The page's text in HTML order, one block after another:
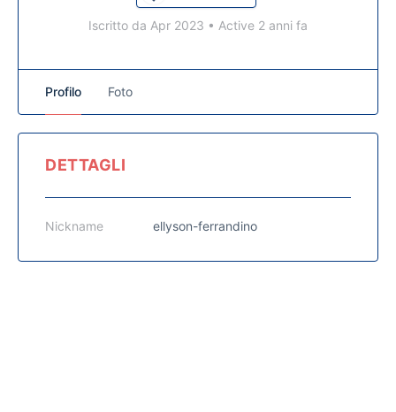
Iscritto da Apr 2023 • Active 2 anni fa
Profilo Foto
DETTAGLI
Nickname ellyson-ferrandino